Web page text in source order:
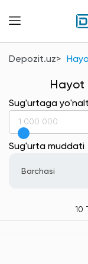
Depozit.uz
Hayot
Sug'urtaga
Sug'urta muddati
Barchasi
10